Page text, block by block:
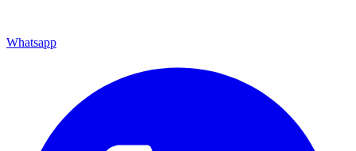
Whatsapp